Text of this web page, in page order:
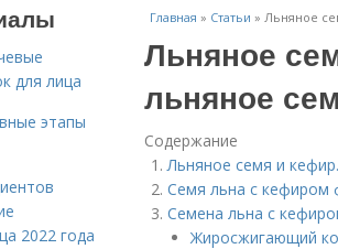
Главная » Статьи » Льняное
Льняное
льняное
Содержание
Льняное семя и
Семя льна с кефиром
Семена льна с
Жиросжигающий
для лица
этапы
2022 года